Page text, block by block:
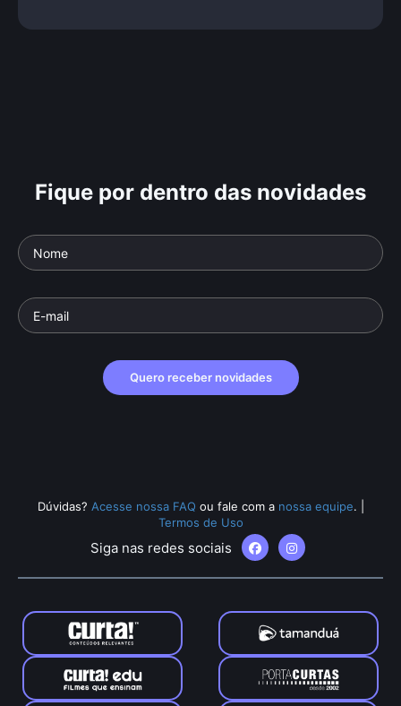
Fique por dentro das novidades
Quero receber novidades
Dúvidas? Acesse nossa FAQ ou fale com a nossa equipe.
Termos de Uso
Siga nas redes sociais